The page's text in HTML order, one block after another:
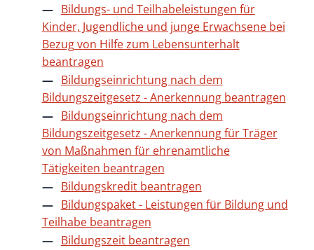
Bildungs- und Teilhabeleistungen für
Kinder, Jugendliche und junge Erwachsene bei
Bezug von Hilfe zum Lebensunterhalt
beantragen
Bildungseinrichtung nach dem
Bildungszeitgesetz - Anerkennung beantragen
Bildungseinrichtung nach dem
Bildungszeitgesetz - Anerkennung für Träger
von Maßnahmen für ehrenamtliche
Tätigkeiten beantragen
Bildungskredit beantragen
Bildungspaket - Leistungen für Bildung und
Teilhabe beantragen
Bildungszeit beantragen